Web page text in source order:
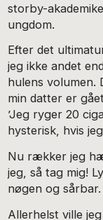
storby-
ungdom.
Efter det
jeg ikke andet
hulens volumen.
min datter er
’Jeg ryger 20
hysterisk, hvis
Nu rækker jeg
jeg, så tag mig!
nøgen og
Allerhelst ville